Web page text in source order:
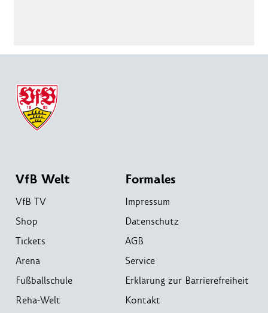
VfB Welt
VfB TV
Shop
Tickets
Arena
Fußballschule
Reha-Welt
Formales
Impressum
Datenschutz
AGB
Service
Erklärung zur Barrierefreiheit
Kontakt